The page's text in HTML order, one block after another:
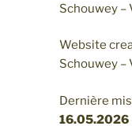
Schouwey –
Website
Schouwey –
Dernière
16.05.2026